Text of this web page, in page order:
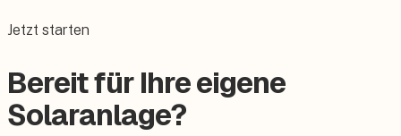
Jetzt starten
Bereit für Ihre eigene
Solaranlage?